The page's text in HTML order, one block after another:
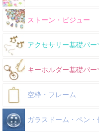
ストーン・ビジュー
アクセサリー基礎パー
キーホルダー基礎パー
空枠・フレーム
ガラスドーム・ペン・